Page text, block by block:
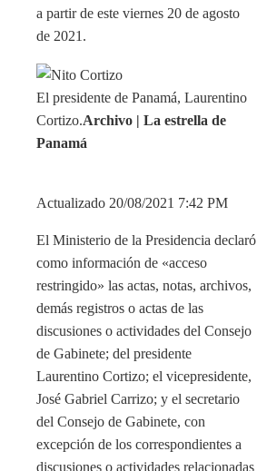
a partir de este viernes 20 de agosto
de 2021.
El presidente de Panamá, Laurentino
Cortizo.Archivo | La estrella de
Panamá
Actualizado 20/08/2021 7:42 PM
El Ministerio de la Presidencia declaró
como información de «acceso
restringido» las actas, notas, archivos,
demás registros o actas de las
discusiones o actividades del Consejo
de Gabinete; del presidente
Laurentino Cortizo; el vicepresidente,
José Gabriel Carrizo; y el secretario
del Consejo de Gabinete, con
excepción de los correspondientes a
discusiones o actividades relacionadas